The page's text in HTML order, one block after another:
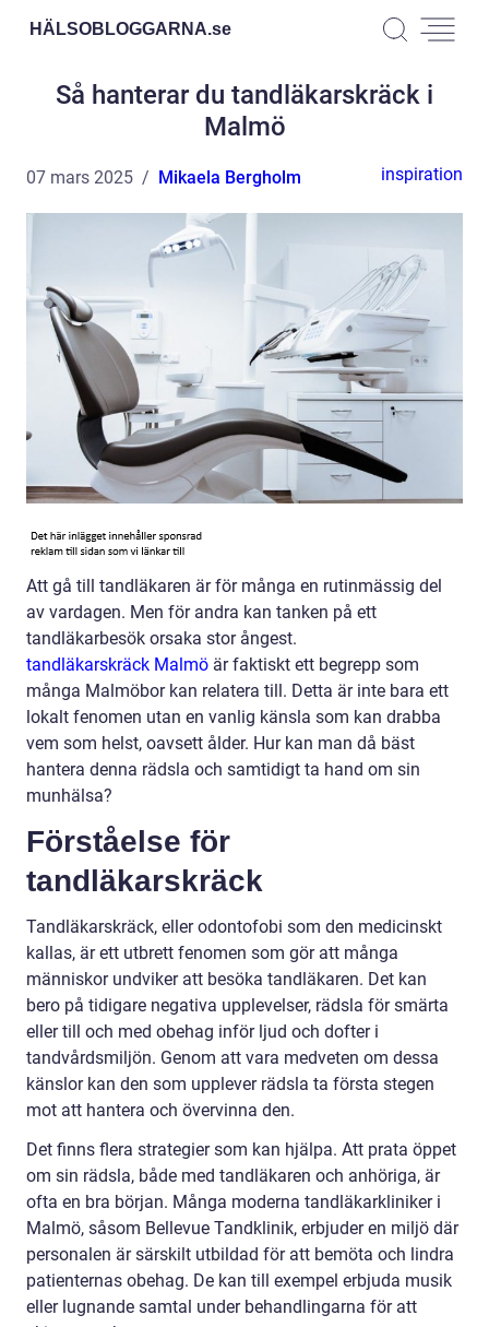
HÄLSOBLOGGARNA.se
Så hanterar du tandläkarskräck i
Malmö
07 mars 2025 Mikaela Bergholm inspiration
Att gå till tandläkaren är för många en rutinmässig del
av vardagen. Men för andra kan tanken på ett
tandläkarbesök orsaka stor ångest.
tandläkarskräck Malmö är faktiskt ett begrepp som
många Malmöbor kan relatera till. Detta är inte bara ett
lokalt fenomen utan en vanlig känsla som kan drabba
vem som helst, oavsett ålder. Hur kan man då bäst
hantera denna rädsla och samtidigt ta hand om sin
munhälsa?
Förståelse för
tandläkarskräck
Tandläkarskräck, eller odontofobi som den medicinskt
kallas, är ett utbrett fenomen som gör att många
människor undviker att besöka tandläkaren. Det kan
bero på tidigare negativa upplevelser, rädsla för smärta
eller till och med obehag inför ljud och dofter i
tandvårdsmiljön. Genom att vara medveten om dessa
känslor kan den som upplever rädsla ta första stegen
mot att hantera och övervinna den.
Det finns flera strategier som kan hjälpa. Att prata öppet
om sin rädsla, både med tandläkaren och anhöriga, är
ofta en bra början. Många moderna tandläkarkliniker i
Malmö, såsom Bellevue Tandklinik, erbjuder en miljö där
personalen är särskilt utbildad för att bemöta och lindra
patienternas obehag. De kan till exempel erbjuda musik
eller lugnande samtal under behandlingarna för att